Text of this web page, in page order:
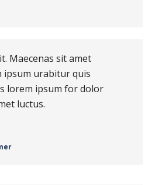
Maecenas sit amet
ipsum urabitur quis
lorem ipsum for dolor
luctus.